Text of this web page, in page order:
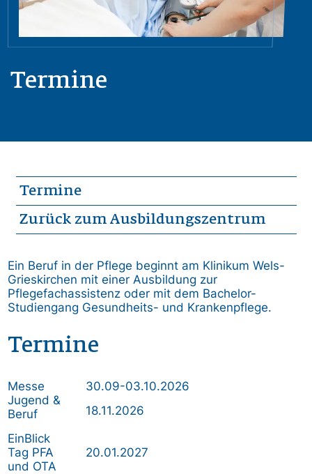
Termine
Termine
Zurück zum Ausbildungszentrum
Ein Beruf in der Pflege beginnt am Klinikum Wels-
Grieskirchen mit einer Ausbildung zur
Pflegefachassistenz oder mit dem Bachelor-
Studiengang Gesundheits- und Krankenpflege.
Termine
Messe
Jugend &
Beruf
EinBlick
Tag PFA
und OTA
30.09-03.10.2026
18.11.2026
20.01.2027